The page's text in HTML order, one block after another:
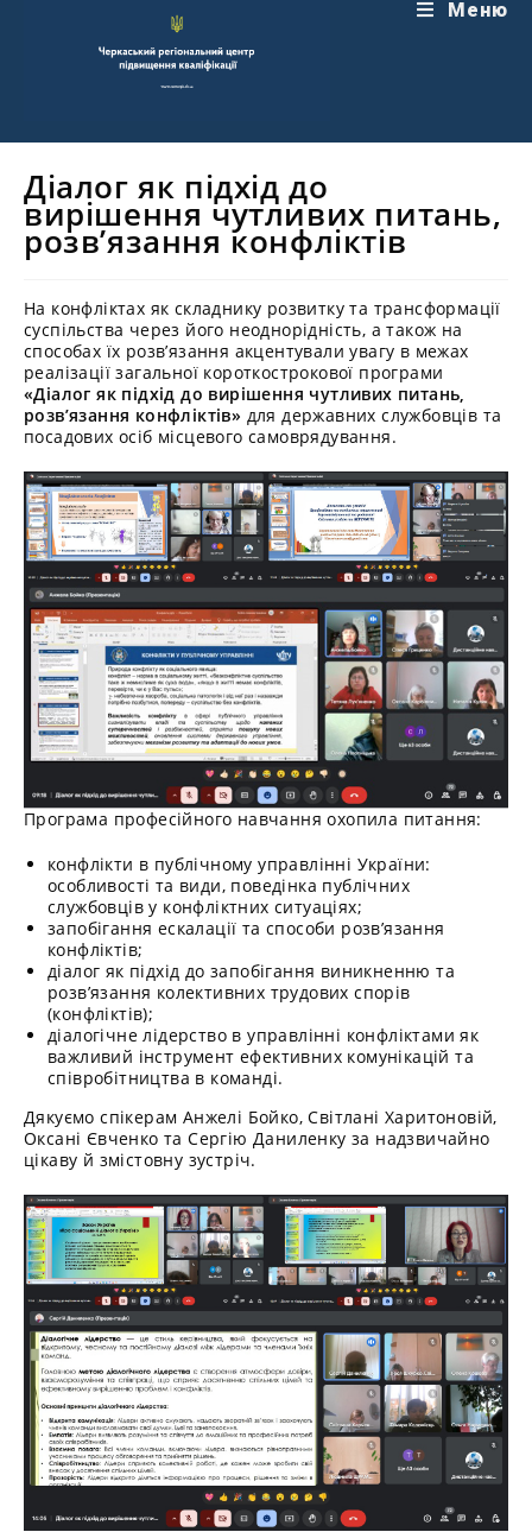
Меню
Діалог як підхід до
вирішення чутливих питань,
розв’язання конфліктів
На конфліктах як складнику розвитку та трансформації
суспільства через його неоднорідність, а також на
способах їх розв’язання акцентували увагу в межах
реалізації загальної короткострокової програми
«Діалог як підхід до вирішення чутливих питань,
розв’язання конфліктів» для державних службовців та
посадових осіб місцевого самоврядування.
Програма професійного навчання охопила питання:
конфлікти в публічному управлінні України:
особливості та види, поведінка публічних
службовців у конфліктних ситуаціях;
запобігання ескалації та способи розв’язання
конфліктів;
діалог як підхід до запобігання виникненню та
розв’язання колективних трудових спорів
(конфліктів);
діалогічне лідерство в управлінні конфліктами як
важливий інструмент ефективних комунікацій та
співробітництва в команді.
Дякуємо спікерам Анжелі Бойко, Світлані Харитоновій,
Оксані Євченко та Сергію Даниленку за надзвичайно
цікаву й змістовну зустріч.